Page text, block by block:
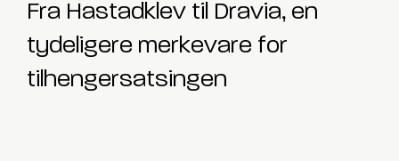
Fra Hastadklev til Dravia, en
tydeligere merkevare for
tilhengersatsingen